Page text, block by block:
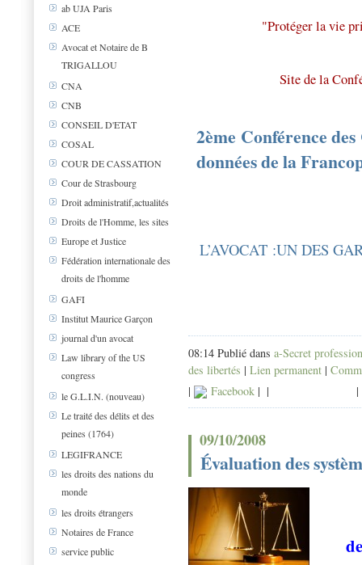
ab UJA Paris
ACE
Avocat et Notaire de B
TRIGALLOU
CNA
CNB
CONSEIL D'ETAT
COSAL
COUR DE CASSATION
Cour de Strasbourg
Droit administratif,actualités
Droits de l'Homme, les sites
Europe et Justice
Fédération internationale des
droits de l'homme
GAFI
Institut Maurice Garçon
journal d'un avocat
Law library of the US
congress
le G.L.I.N. (nouveau)
Le traité des délits et des
peines (1764)
LEGIFRANCE
les droits des nations du
monde
les droits étrangers
Notaires de France
service public
"Protéger la vie
Site de la
2ème Conférence
données de la
L’AVOCAT :UN DES
08:14 Publié dans a-Secret
des libertés | Lien permanent |
|
Facebook | | |
09/10/2008
Évaluation des